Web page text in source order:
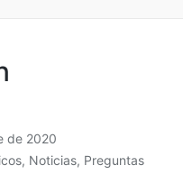
de 2020
, Noticias, Preguntas